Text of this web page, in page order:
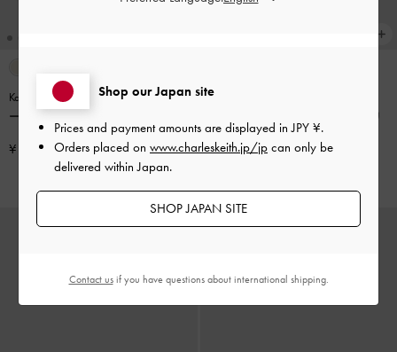
Kaida カイダ バックル エスパドリ
ーユ サンダル
¥ 8,900
Kaida カイダ バックル エスパドリ
ーユ サンダル- サンド
Shop our Japan site
Prices and payment amounts are displayed inJPY ¥.
Orders placed on www.charleskeith.jp/jp can only be
delivered within Japan.
SHOP JAPAN SITE
Contact usif you have questions about international shipping.